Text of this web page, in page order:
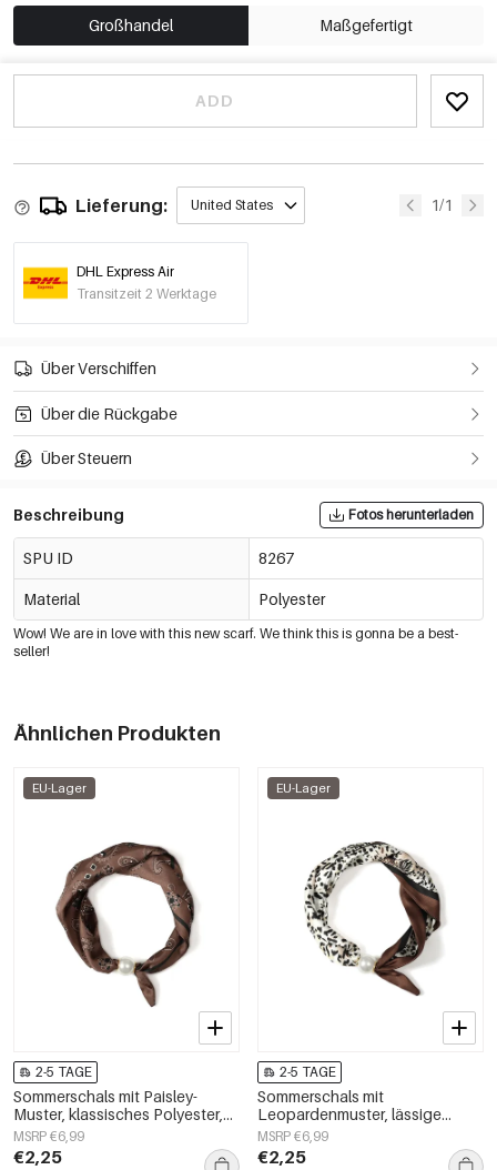
Großhandel Maßgefertigt
ADD
Lieferung: United States 1/1
DHL Express Air
Transitzeit 2 Werktage
Über Verschiffen
Über die Rückgabe
Über Steuern
Beschreibung Fotos herunterladen
SPU ID 8267
Material Polyester
Wow! We are in love with this new scarf. We think this is gonna be a best-
seller!
Ähnlichen Produkten
EU-Lager
2-5 TAGE
Sommerschals mit Paisley-
Muster, klassisches Polyester,
Alltagsaccessoires
MSRP €6,99
€2,25
EU-Lager
2-5 TAGE
Sommerschals mit
Leopardenmuster, lässige
Baumwolle, Alltagsaccessoires
MSRP €6,99
€2,25